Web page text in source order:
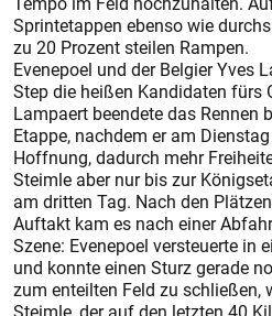
Sprintetappen ebenso wie
zu 20 Prozent steilen Rampen.
Evenepoel und der Belgier Yves
Step die heißen Kandidaten fürs
Lampaert beendete das Rennen
Etappe, nachdem er am
Hoffnung, dadurch mehr
Steimle aber nur bis zur
am dritten Tag. Nach den
Auftakt kam es nach einer
Szene: Evenepoel versteuerte in
und konnte einen Sturz gerade
zum enteilten Feld zu schließen,